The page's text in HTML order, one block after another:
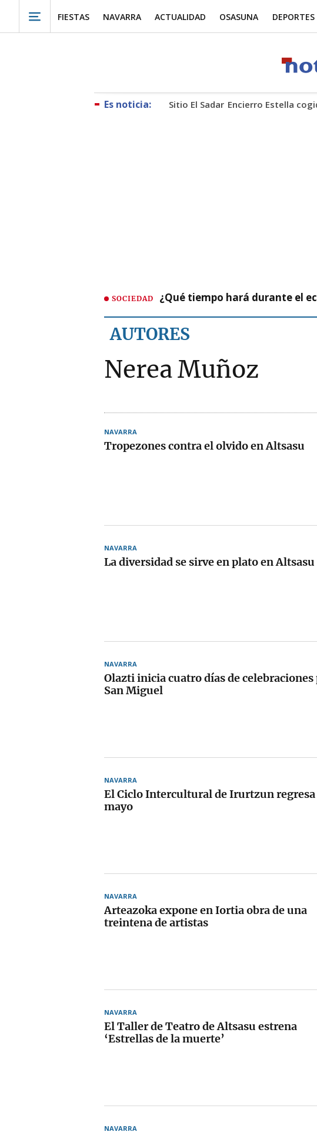
Sitio El Sadar Encierro Estella
FIESTAS NAVARRA ACTUALIDAD OSASUNA DEPORTES
SOCIEDAD ¿Qué tiempo hará durante el
AUTORES
Nerea Muñoz
NAVARRA
Tropezones contra el olvido en Altsasu
NAVARRA
La diversidad se sirve en plato en Altsasu
NAVARRA
Olazti inicia cuatro días de celebraciones
San Miguel
NAVARRA
El Ciclo Intercultural de Irurtzun regresa
mayo
NAVARRA
Arteazoka expone en Iortia obra de una
treintena de artistas
NAVARRA
El Taller de Teatro de Altsasu estrena
‘Estrellas de la muerte’
NAVARRA